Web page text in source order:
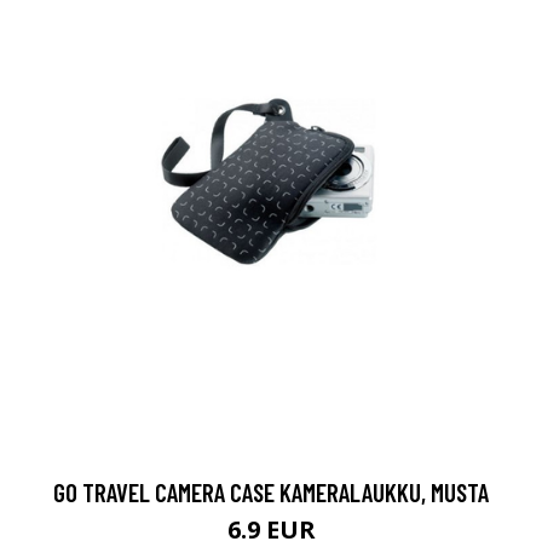
GO TRAVEL CAMERA CASE KAMERALAUKKU, MUSTA
6.9 EUR